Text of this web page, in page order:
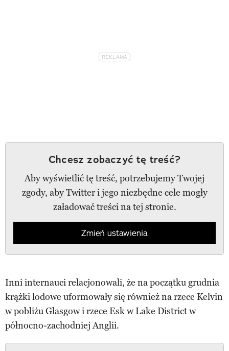
Chcesz zobaczyć tę treść?
Aby wyświetlić tę treść, potrzebujemy Twojej
zgody, aby Twitter i jego niezbędne cele mogły
załadować treści na tej stronie.
Zmień ustawienia
Inni internauci relacjonowali, że na początku grudnia
krążki lodowe uformowały się również na rzece Kelvin
w pobliżu Glasgow i rzece Esk w Lake District w
północno-zachodniej Anglii.